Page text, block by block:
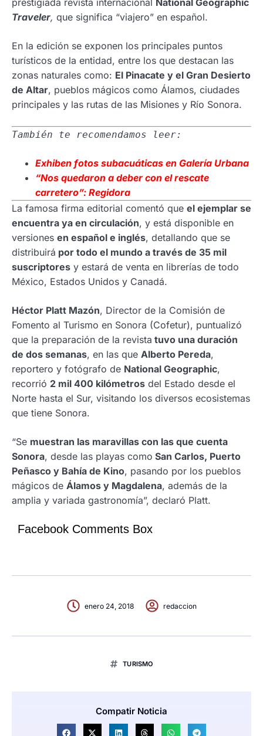
prestigiada revista internacional National Geographic
Traveler, que significa “viajero” en español.
En la edición se exponen los principales puntos
turísticos de la entidad, entre los que destacan las
zonas naturales como: El Pinacate y el Gran Desierto
de Altar, pueblos mágicos como Álamos, ciudades
principales y las rutas de las Misiones y Río Sonora.
También te recomendamos leer:
Exhiben fotos subacuáticas en Galería Urbana
“Nos quedaron a deber con el rescate
carretero”: Regidora
La famosa firma editorial comentó que el ejemplar se
encuentra ya en circulación, y está disponible en
versiones en español e inglés, detallando que se
distribuirá por todo el mundo a través de 35 mil
suscriptores y estará de venta en librerías de todo
México, Estados Unidos y Canadá.
Héctor Platt Mazón, Director de la Comisión de
Fomento al Turismo en Sonora (Cofetur), puntualizó
que la preparación de la revista tuvo una duración
de dos semanas, en las que Alberto Pereda,
reportero y fotógrafo de National Geographic,
recorrió 2 mil 400 kilómetros del Estado desde el
Norte hasta el Sur, visitando los diversos ecosistemas
que tiene Sonora.
“Se muestran las maravillas con las que cuenta
Sonora, desde las playas como San Carlos, Puerto
Peñasco y Bahía de Kino, pasando por los pueblos
mágicos de Álamos y Magdalena, además de la
amplia y variada gastronomía”, declaró Platt.
Facebook Comments Box
enero 24, 2018 redaccion
TURISMO
Compatir Noticia